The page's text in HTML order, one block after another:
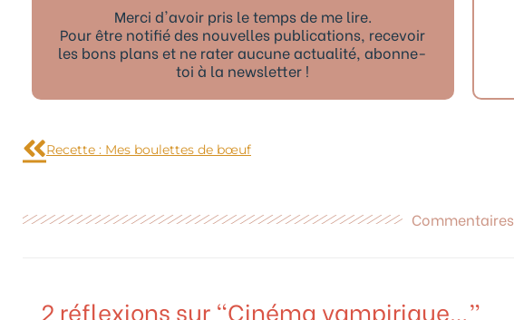
Merci d'avoir pris le temps de me lire.
Pour être notifié des nouvelles publications, recevoir
les bons plans et ne rater aucune actualité, abonne-
toi à la newsletter !
Recette : Mes boulettes de bœuf
Commentaires
2 réflexions sur “Cinéma vampirique…”